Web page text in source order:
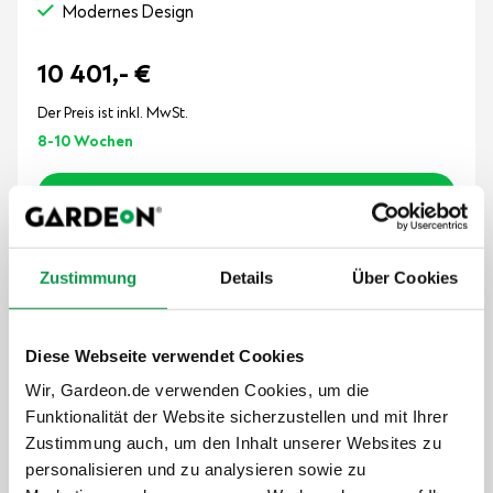
Zustimmung Details Über Cookies
Diese Webseite verwendet Cookies
Wir, Gardeon.de verwenden Cookies, um die
Funktionalität der Website sicherzustellen und mit Ihrer
Zustimmung auch, um den Inhalt unserer Websites zu
personalisieren und zu analysieren sowie zu
Modernes Design
10 401,- €
Der Preis ist inkl. MwSt.
8-10 Wochen
Lichtbänder und Überdachung
5,8 m x 3 m+ Carport